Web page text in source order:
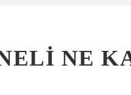
NE